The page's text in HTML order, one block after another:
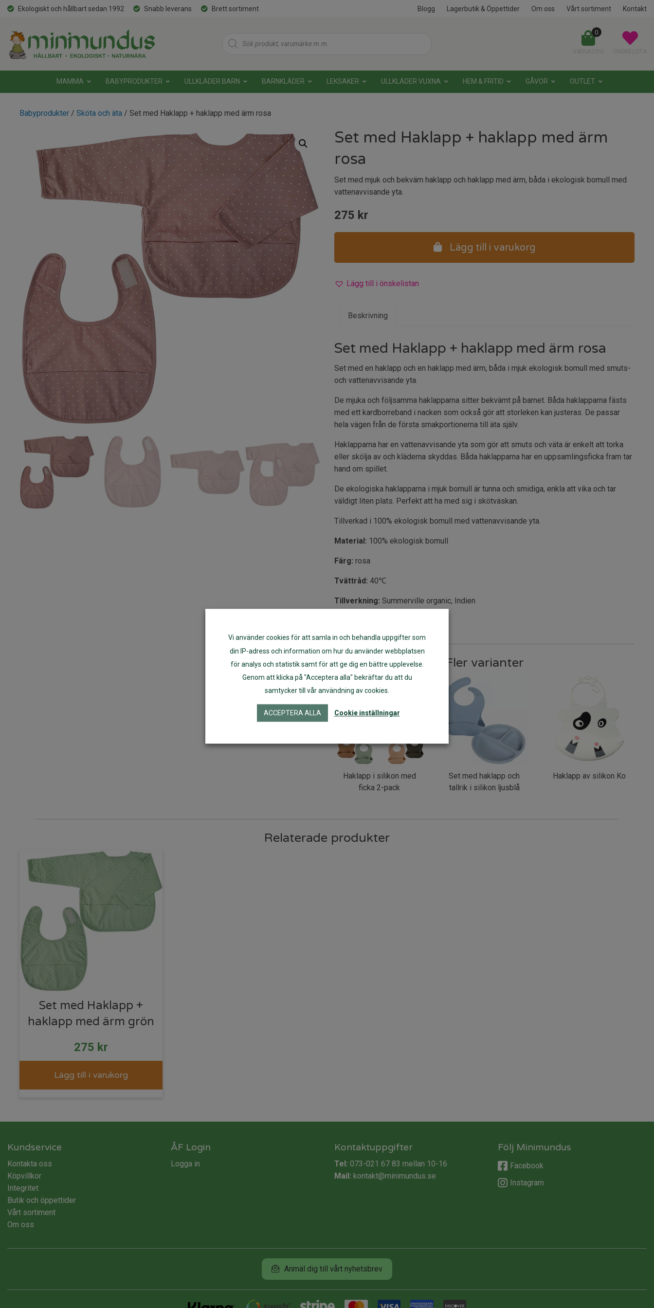
Ekologiskt och hållbart sedan 1992 Snabb leverans Brett sortiment Blogg Lagerbutik & Öppettider Om oss Vårt sortiment Kontakt
Products
search
0
MAMMA BABYPRODUKTER ULLKLÄDER BARN BARNKLÄDER LEKSAKER ULLKLÄDER VUXNA HEM & FRITID GÅVOR OUTLET
Babyprodukter / Sköta och äta / Set med Haklapp + haklapp med ärm rosa
Set med Haklapp + haklapp med ärm
rosa
Set med mjuk och bekväm haklapp och haklapp med ärm, båda i ekologisk bomull med
vattenavvisande yta.
275 kr
Lägg till i varukorg
Lägg till i önskelistan
Beskrivning
Set med Haklapp + haklapp med ärm rosa
Set med en haklapp och en haklapp med ärm, båda i mjuk ekologisk bomull med smuts-
och vattenavvisande yta.
De mjuka och följsamma haklapparna sitter bekvämt på barnet. Båda haklapparna fästs
med ett kardborreband i nacken som också gör att storleken kan justeras. De passar
hela vägen från de första smakportionerna till äta själv.
Haklapparna har en vattenavvisande yta som gör att smuts och väta är enkelt att torka
eller skölja av och kläderna skyddas. Båda haklapparna har en uppsamlingsficka fram tar
hand om spillet.
De ekologiska haklapparna i mjuk bomull är tunna och smidiga, enkla att vika och tar
väldigt liten plats. Perfekt att ha med sig i skötväskan.
Tillverkad i 100% ekologisk bomull med vattenavvisande yta.
Material: 100% ekologisk bomull
Färg: rosa
Tvättråd: 40℃
Tillverkning: Summerville organic, Indien
Fler varianter
Haklapp i silikon med
ficka 2-pack
Set med haklapp och
tallrik i silikon ljusblå
Haklapp av silikon Ko
Relaterade produkter
Set med Haklapp +
haklapp med ärm grön
275 kr
Lägg till i varukorg
Kundservice
Kontakta oss
Köpvillkor
Integritet
Butik och öppettider
Vårt sortiment
Om oss
ÅF Login
Logga in
Kontaktuppgifter
Tel: 073-021 67 83 mellan 10-16
Mail: kontakt@minimundus.se
Följ Minimundus
Facebook
Instagram
Anmäl dig till vårt nyhetsbrev
Vi använder cookies för att samla in och behandla uppgifter som
din IP-adress och information om hur du använder webbplatsen
för analys och statistik samt för att ge dig en bättre upplevelse.
Genom att klicka på "Acceptera alla" bekräftar du att du
samtycker till vår användning av cookies.
ACCEPTERA ALLA Cookie inställningar